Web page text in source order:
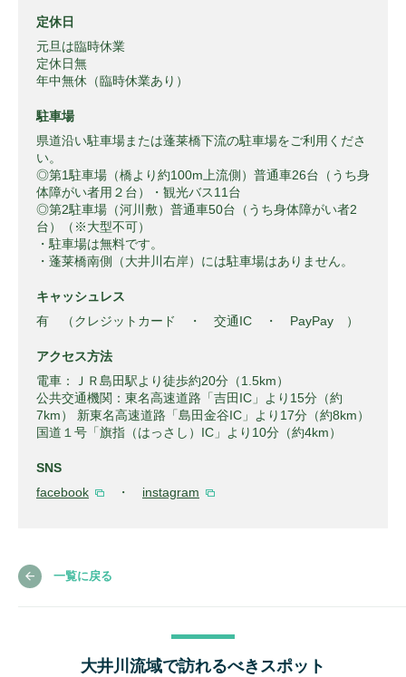
定休日
元旦は臨時休業
定休日無
年中無休（臨時休業あり）
駐車場
県道沿い駐車場または蓬莱橋下流の駐車場をご利用くださ
い。
◎第1駐車場（橋より約100m上流側）普通車26台（うち身
体障がい者用２台）・観光バス11台
◎第2駐車場（河川敷）普通車50台（うち身体障がい者2
台）（※大型不可）
・駐車場は無料です。
・蓬莱橋南側（大井川右岸）には駐車場はありません。
キャッシュレス
有 （クレジットカード ・ 交通IC ・ PayPay ）
アクセス方法
電車：ＪＲ島田駅より徒歩約20分（1.5km）
公共交通機関：東名高速道路「吉田IC」より15分（約
7km） 新東名高速道路「島田金谷IC」より17分（約8km）
国道１号「旗指（はっさし）IC」より10分（約4km）
SNS
facebook
・ instagram
一覧に戻る
大井川流域で訪れるべきスポット